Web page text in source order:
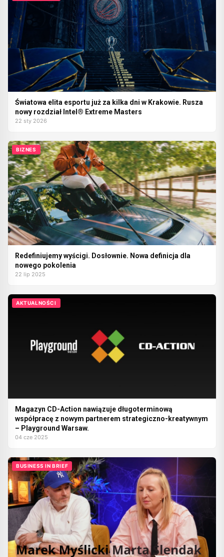
Światowa elita esportu już za kilka dni w Krakowie. Rusza
nowy rozdział Intel® Extreme Masters
22 sty 2026
BIZNES
Redefiniujemy wyścigi. Dosłownie. Nowa definicja dla
nowego pokolenia
22 lip 2025
AKTUALNOŚCI
Magazyn CD-Action nawiązuje długoterminową
współpracę z nowym partnerem strategiczno-kreatywnym
– Playground Warsaw.
04 cze 2025
BUSINESS IN BRIEF